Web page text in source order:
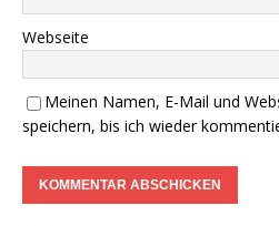
Webseite
Meinen Namen, E-Mail und
speichern, bis ich wieder